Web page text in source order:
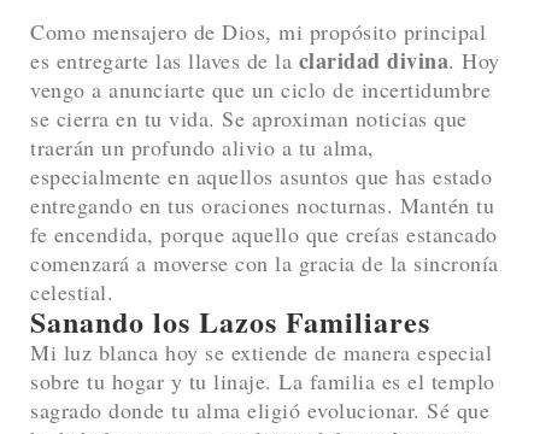
Como mensajero de Dios, mi propósito principal
es entregarte las llaves de la claridad divina. Hoy
vengo a anunciarte que un ciclo de incertidumbre
se cierra en tu vida. Se aproximan noticias que
traerán un profundo alivio a tu alma,
especialmente en aquellos asuntos que has estado
entregando en tus oraciones nocturnas. Mantén tu
fe encendida, porque aquello que creías estancado
comenzará a moverse con la gracia de la sincronía
celestial.
Sanando los Lazos Familiares
Mi luz blanca hoy se extiende de manera especial
sobre tu hogar y tu linaje. La familia es el templo
sagrado donde tu alma eligió evolucionar. Sé que